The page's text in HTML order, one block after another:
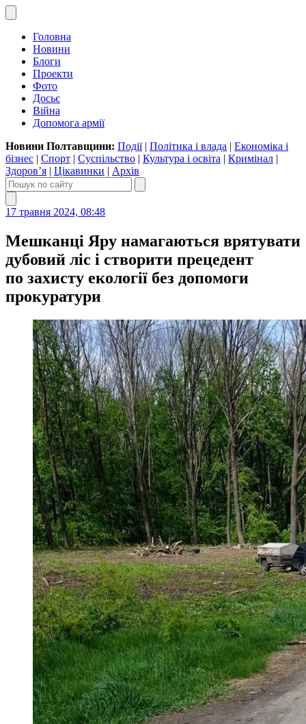
Головна
Новини
Блоги
Проекти
Фото
Досьє
Війна
Допомога армії
Новини Полтавщини: Події| Політика і влада | Економіка і
бізнес | Спорт | Суспільство | Культура і освіта | Кримінал |
Здоров’я | Цікавинки | Архів
17 травня 2024, 08:48
Мешканці Яру намагаються врятувати
дубовий ліс і створити прецедент
по захисту екології без допомоги
прокуратури